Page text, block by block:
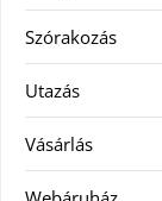
Szórakozás
Utazás
Vásárlás